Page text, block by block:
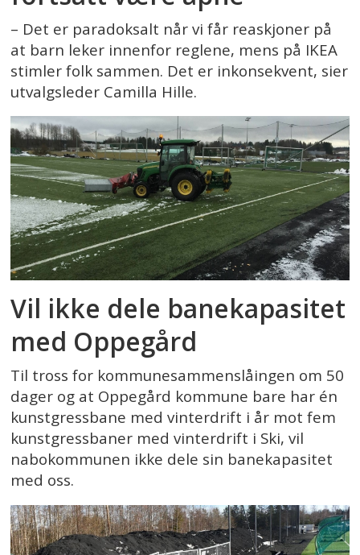
– Det er paradoksalt når vi får reaskjoner på
at barn leker innenfor reglene, mens på IKEA
stimler folk sammen. Det er inkonsekvent, sier
utvalgsleder Camilla Hille.
Vil ikke dele banekapasitet
med Oppegård
Til tross for kommunesammenslåingen om 50
dager og at Oppegård kommune bare har én
kunstgressbane med vinterdrift i år mot fem
kunstgressbaner med vinterdrift i Ski, vil
nabokommunen ikke dele sin banekapasitet
med oss.